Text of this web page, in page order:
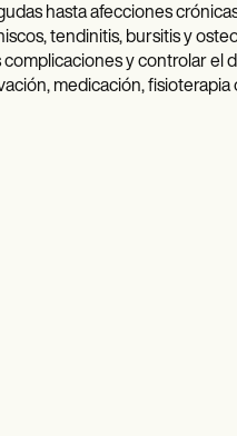
hasta afecciones
tendinitis, bursitis y
y controlar el
medicación, fisioterapia